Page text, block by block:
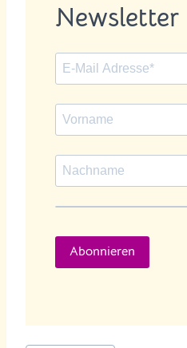
Newsletter
Abonnieren